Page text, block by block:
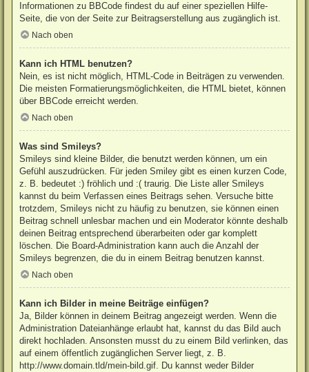
Informationen zu BBCode findest du auf einer speziellen Hilfe-
Seite, die von der Seite zur Beitragserstellung aus zugänglich ist.
Nach oben
Kann ich HTML benutzen?
Nein, es ist nicht möglich, HTML-Code in Beiträgen zu verwenden.
Die meisten Formatierungsmöglichkeiten, die HTML bietet, können
über BBCode erreicht werden.
Nach oben
Was sind Smileys?
Smileys sind kleine Bilder, die benutzt werden können, um ein
Gefühl auszudrücken. Für jeden Smiley gibt es einen kurzen Code,
z. B. bedeutet :) fröhlich und :( traurig. Die Liste aller Smileys
kannst du beim Verfassen eines Beitrags sehen. Versuche bitte
trotzdem, Smileys nicht zu häufig zu benutzen, sie können einen
Beitrag schnell unlesbar machen und ein Moderator könnte deshalb
deinen Beitrag entsprechend überarbeiten oder gar komplett
löschen. Die Board-Administration kann auch die Anzahl der
Smileys begrenzen, die du in einem Beitrag benutzen kannst.
Nach oben
Kann ich Bilder in meine Beiträge einfügen?
Ja, Bilder können in deinem Beitrag angezeigt werden. Wenn die
Administration Dateianhänge erlaubt hat, kannst du das Bild auch
direkt hochladen. Ansonsten musst du zu einem Bild verlinken, das
auf einem öffentlich zugänglichen Server liegt, z. B.
http://www.domain.tld/mein-bild.gif. Du kannst weder Bilder